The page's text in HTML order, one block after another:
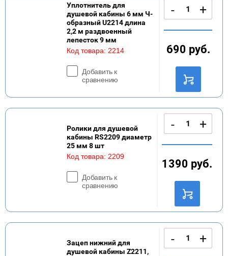
Код товара: 2214
Добавить к
сравнению
Уплотнитель для
душевой кабины 6 мм Ч-
образный U2214 длина
2,2 м раздвоенный
лепесток 9 мм
- +
690 руб.
Код товара: 2209
Добавить к
сравнению
Ролики для душевой
кабины RS2209 диаметр
25 мм 8 шт
- +
1390 руб.
Зацеп нижний для
душевой кабины Z2211,
- +